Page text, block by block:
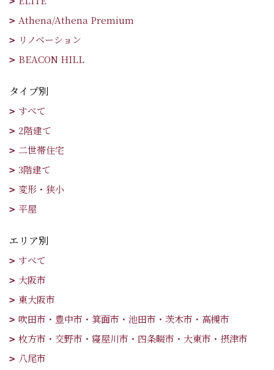
Athena/Athena Premium
リノベーション
BEACON HILL
タイプ別
すべて
2階建て
二世帯住宅
3階建て
変形・狭小
平屋
エリア別
すべて
大阪市
東大阪市
吹田市・豊中市・箕面市・池田市・茨木市・高槻市
枚方市・交野市・寝屋川市・四条畷市・大東市・摂津市
八尾市